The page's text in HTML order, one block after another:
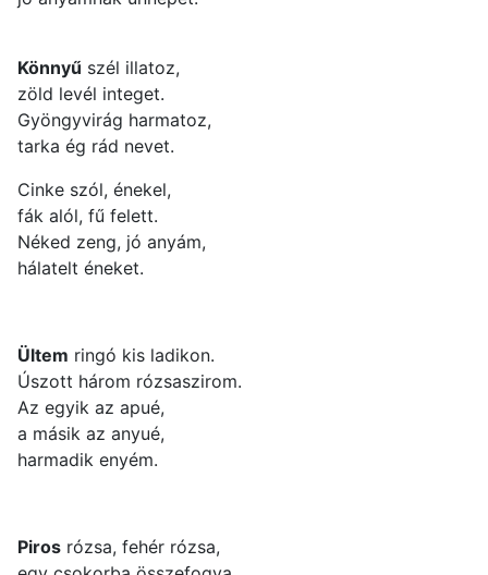
Könnyű szél illatoz,
zöld levél integet.
Gyöngyvirág harmatoz,
tarka ég rád nevet.
Cinke szól, énekel,
fák alól, fű felett.
Néked zeng, jó anyám,
hálatelt éneket.
Ültem ringó kis ladikon.
Úszott három rózsaszirom.
Az egyik az apué,
a másik az anyué,
harmadik enyém.
Piros rózsa, fehér rózsa,